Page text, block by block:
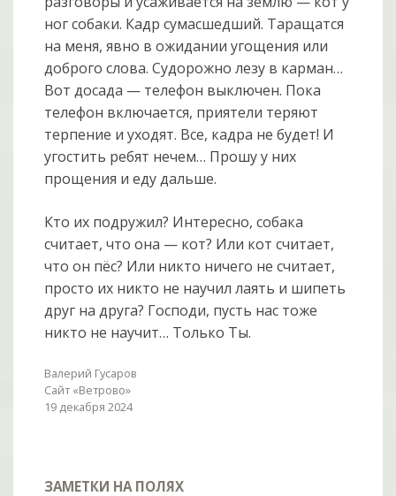
ног собаки. Кадр сумасшедший. Таращатся
на меня, явно в ожидании угощения или
доброго слова. Судорожно лезу в карман…
Вот досада — телефон выключен. Пока
телефон включается, приятели теряют
терпение и уходят. Все, кадра не будет! И
угостить ребят нечем… Прошу у них
прощения и еду дальше.
Кто их подружил? Интересно, собака
считает, что она — кот? Или кот считает,
что он пёс? Или никто ничего не считает,
просто их никто не научил лаять и шипеть
друг на друга? Господи, пусть нас тоже
никто не научит… Только Ты.
Валерий Гусаров
Сайт «Ветрово»
19 декабря 2024
ЗАМЕТКИ НА ПОЛЯХ